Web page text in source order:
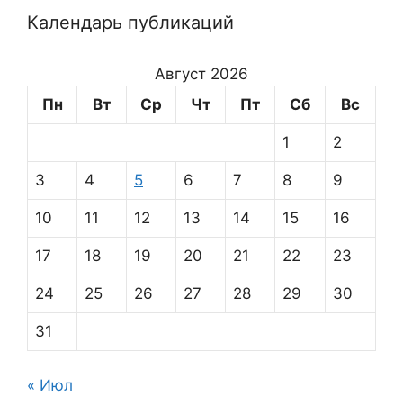
Календарь публикаций
Август 2026
Пн
Вт Ср Чт Пт Сб Вс
1 2
3 4 5 6 7 8 9
10 11 12 13 14 15 16
17 18 19 20 21 22 23
24 25 26 27 28 29 30
31
« Июл